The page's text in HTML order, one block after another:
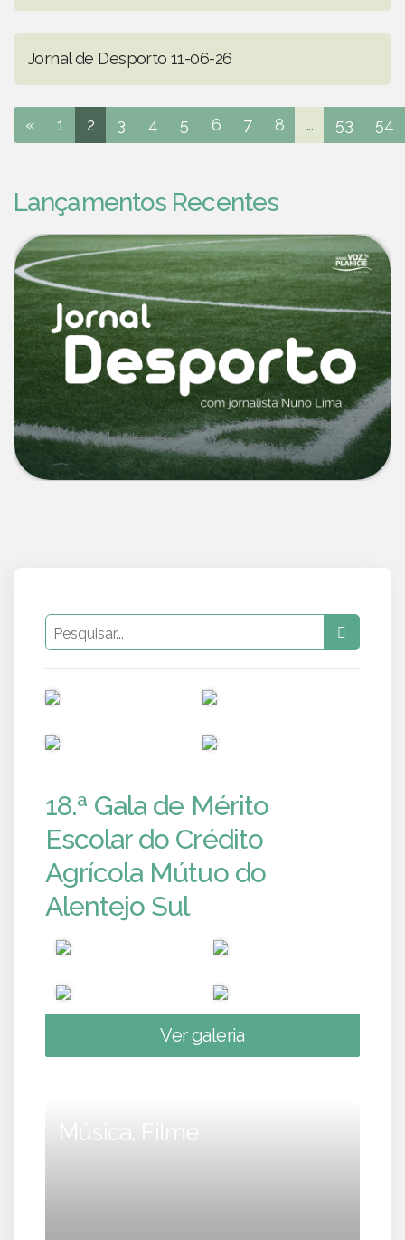
Jornal de Desporto 11-06-26
« 1 2 3 4 5 6 7 8 ... 53 54
Lançamentos Recentes
18.ª Gala de Mérito
Escolar do Crédito
Agrícola Mútuo do
Alentejo Sul
Ver galeria
Música, Filme